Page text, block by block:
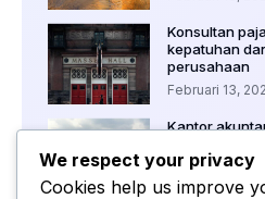
Konsultan
kepatuhan
perusahaan
Februari 13,
Kantor
Februari 12,
We respect your privacy
Cookies help us improve